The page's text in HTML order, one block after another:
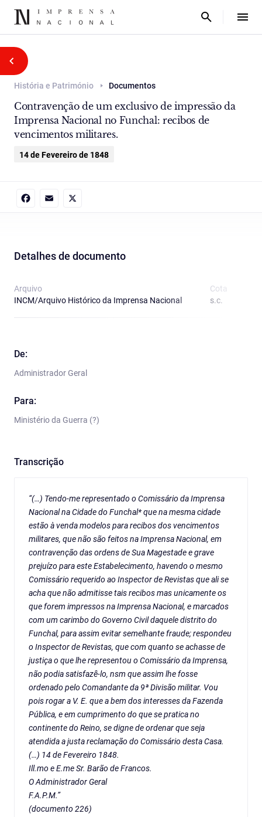
História e Património Documentos
Contravenção de um exclusivo de impressão da
Imprensa Nacional no Funchal: recibos de
vencimentos militares.
14 de Fevereiro de 1848
Detalhes de documento
Arquivo
INCM/Arquivo Histórico da Imprensa Nacional
Cota
s.c.
De:
Administrador Geral
Para:
Ministério da Guerra (?)
Transcrição
“(…) Tendo-me representado o Comissário da Imprensa
Nacional na Cidade do Funchal* que na mesma cidade
estão à venda modelos para recibos dos vencimentos
militares, que não são feitos na Imprensa Nacional, em
contravenção das ordens de Sua Magestade e grave
prejuízo para este Estabelecimento, havendo o mesmo
Comissário requerido ao Inspector de Revistas que ali se
acha que não admitisse tais recibos mas unicamente os
que forem impressos na Imprensa Nacional, e marcados
com um carimbo do Governo Civil daquele distrito do
Funchal, para assim evitar semelhante fraude; respondeu
o Inspector de Revistas, que com quanto se achasse de
justiça o que lhe representou o Comissário da Imprensa,
não podia satisfazê-lo, nsm que assim lhe fosse
ordenado pelo Comandante da 9ª Divisão militar. Vou
pois rogar a V. E. que a bem dos interesses da Fazenda
Pública, e em cumprimento do que se pratica no
continente do Reino, se digne de ordenar que seja
atendida a justa reclamação do Comissário desta Casa.
(…) 14 de Fevereiro 1848.
Ill.mo e E.me Sr. Barão de Francos.
O Administrador Geral
F.A.P.M.”
(documento 226)